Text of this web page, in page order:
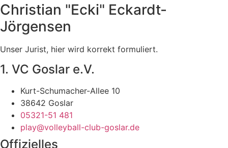
Christian "Ecki" Eckardt-
Jörgensen
Unser Jurist, hier wird korrekt formuliert.
1. VC Goslar e.V.
Kurt-Schumacher-Allee 10
38642 Goslar
05321-51 481
play@volleyball-club-goslar.de
Offizielles